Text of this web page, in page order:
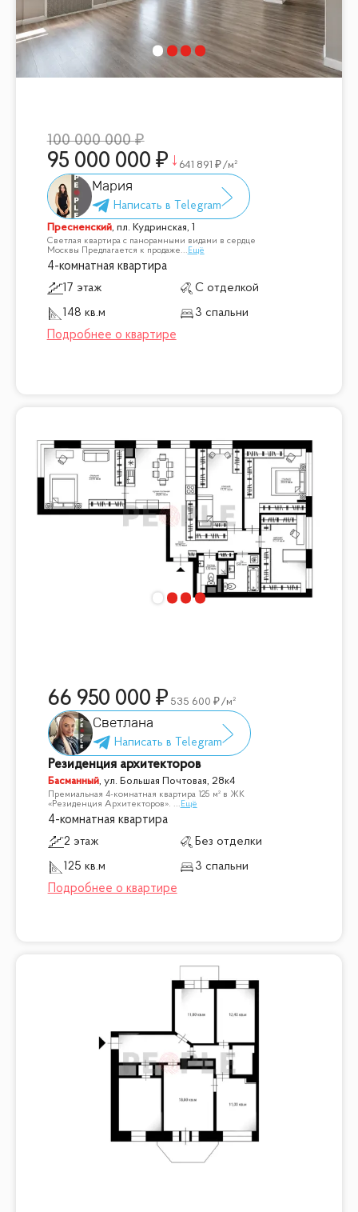
100 000 000
95 000 000 641 891 /м²
Мария
Пресненский, пл. Кудринская, 1
Светлая квартира с панорамными видами в сердце
Москвы Предлагается к продаже... Ещё
4-комнатная квартира
17 этаж
С отделкой
148 кв.м
3 спальни
66 950 000 535 600 /м²
Светлана
Резиденция архитекторов
Басманный, ул. Большая Почтовая, 28к4
Премиальная 4-комнатная квартира 125 м² в ЖК
«Резиденция Архитекторов». ... Ещё
4-комнатная квартира
2 этаж
Без отделки
125 кв.м
3 спальни